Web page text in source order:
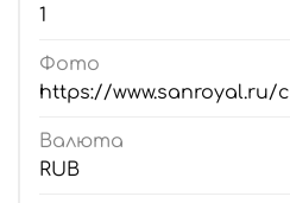
1
Фото
https://www.sanroyal.ru/
Валюта
RUB